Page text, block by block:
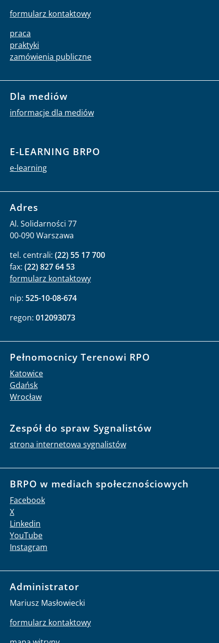
formularz kontaktowy
praca
praktyki
zamówienia publiczne
Dla mediów
informacje dla mediów
E-LEARNING BRPO
e-learning
Adres
Al. Solidarności 77
00-090 Warszawa
tel. centrali: (22) 55 17 700
fax: (22) 827 64 53
formularz kontaktowy
nip: 525-10-08-674
regon: 012093073
Pełnomocnicy Terenowi RPO
Katowice
Gdańsk
Wrocław
Zespół do spraw Sygnalistów
strona internetowa sygnalistów
BRPO w mediach społecznościowych
Facebook
X
Linkedin
YouTube
Instagram
Administrator
Mariusz Masłowiecki
formularz kontaktowy